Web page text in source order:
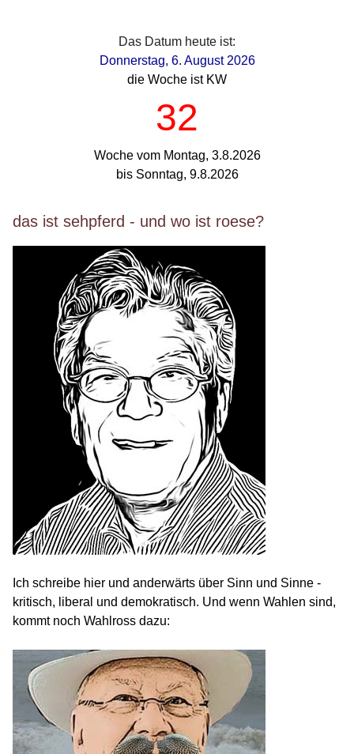
Das Datum heute ist:
Donnerstag, 6. August 2026
die Woche ist KW
32
Woche vom Montag, 3.8.2026
bis Sonntag, 9.8.2026
das ist sehpferd - und wo ist roese?
Ich schreibe hier und anderwärts über Sinn und Sinne -
kritisch, liberal und demokratisch. Und wenn Wahlen sind,
kommt noch Wahlross dazu: